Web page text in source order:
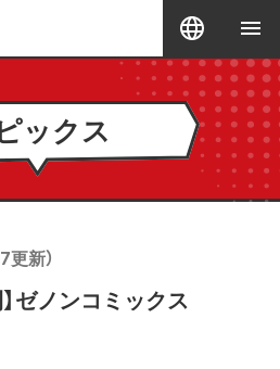
ックス
更新）
ゼノンコミックス